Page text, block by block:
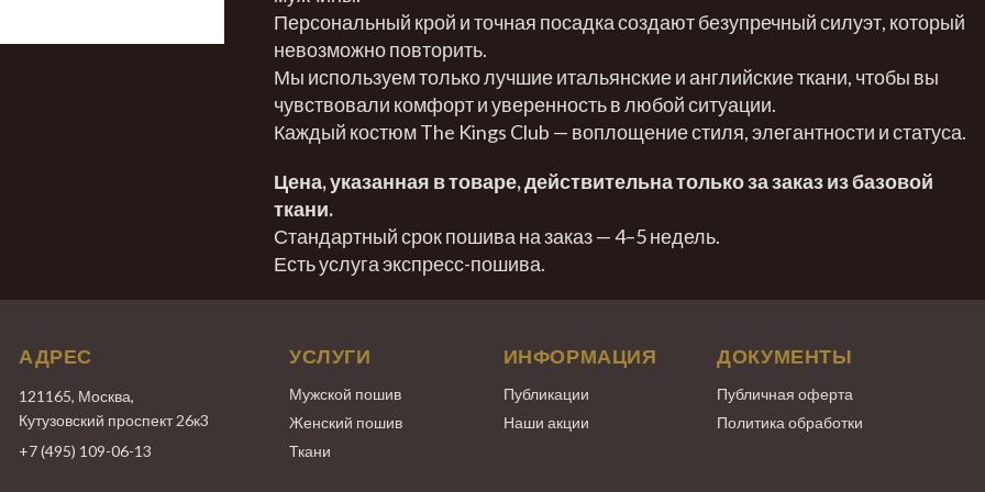
Персональный крой и точная посадка создают безупречный силуэт, который
невозможно повторить.
Мы используем только лучшие итальянские и английские ткани, чтобы вы
чувствовали комфорт и уверенность в любой ситуации.
Каждый костюм The Kings Club — воплощение стиля, элегантности и статуса.
Цена, указанная в товаре, действительна только за заказ из базовой
ткани.
Стандартный срок пошива на заказ — 4–5 недель.
Есть услуга экспресс-пошива.
АДРЕС
121165, Москва,
Кутузовский проспект 26к3
+7 (495) 109-06-13
УСЛУГИ
Мужской пошив
Женский пошив
Ткани
ИНФОРМАЦИЯ
Публикации
Наши акции
ДОКУМЕНТЫ
Публичная оферта
Политика обработки